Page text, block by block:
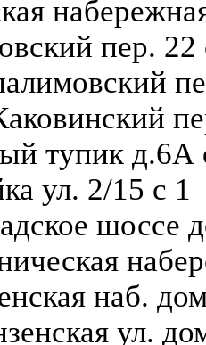
пер. 22
тупик д.6А
ул. 2/15 с 1
шоссе
наб.
ул.